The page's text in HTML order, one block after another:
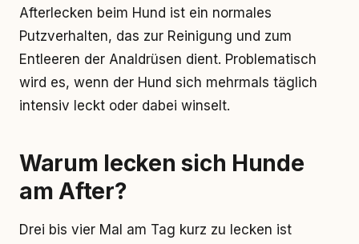
Afterlecken beim Hund ist ein normales
Putzverhalten, das zur Reinigung und zum
Entleeren der Analdrüsen dient. Problematisch
wird es, wenn der Hund sich mehrmals täglich
intensiv leckt oder dabei winselt.
Warum lecken sich Hunde
am After?
Drei bis vier Mal am Tag kurz zu lecken ist